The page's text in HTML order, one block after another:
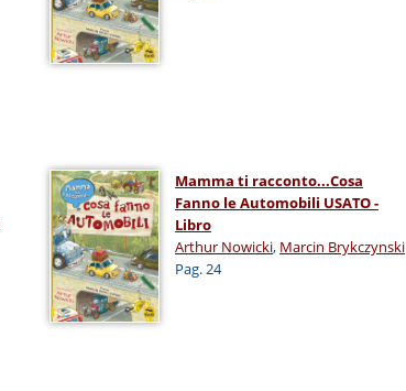
Mamma ti racconto...Cosa
Fanno le Automobili USATO -
Libro
Arthur Nowicki, Marcin Brykczynski
Pag. 24